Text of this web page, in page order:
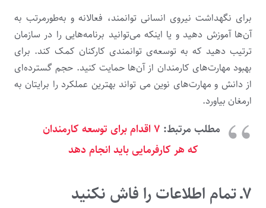
برای نگهداشت نیروی انسانی توانمند، فعالانه و به‌طورمرتب به
آن‌ها آموزش دهید و یا اینکه می‌توانید برنامه‌هایی را در سازمان
ترتیب دهید که به توسعه‌ی توانمندی کارکنان کمک کند. برای
بهبود مهارت‌های کارمندان از آن‌ها حمایت کنید. حجم گسترده‌ای
از دانش و مهارت‌های نوین می ‌تواند بهترین عملکرد را برایتان به
ارمغان بیاورد.
مطلب مرتبط:
۷ اقدام برای توسعه کارمندان
که هر کارفرمایی باید انجام دهد
۷ـ تمام اطلاعات را فاش نکنید